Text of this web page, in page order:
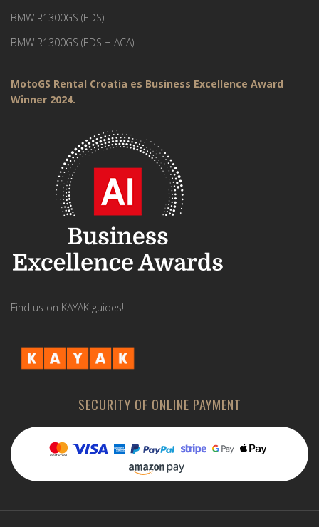
BMW R1300GS (EDS)
BMW R1300GS (EDS + ACA)
MotoGS Rental Croatia es Business Excellence Award
Winner 2024.
Find us on KAYAK guides!
SECURITY OF ONLINE PAYMENT